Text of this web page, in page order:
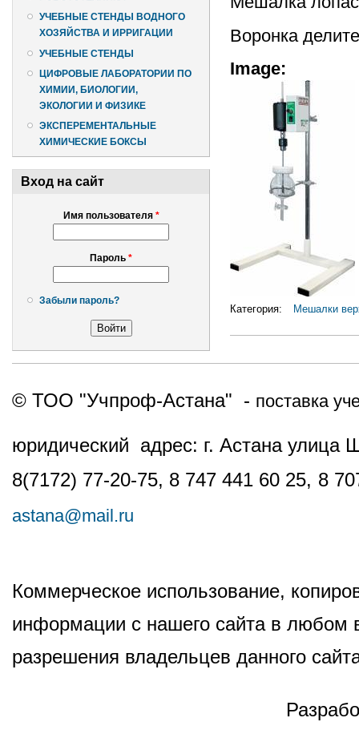
УЧЕБНЫЕ СТЕНДЫ ВОДНОГО
ХОЗЯЙСТВА И ИРРИГАЦИИ
УЧЕБНЫЕ СТЕНДЫ
ЦИФРОВЫЕ ЛАБОРАТОРИИ ПО
ХИМИИ, БИОЛОГИИ,
ЭКОЛОГИИ И ФИЗИКЕ
ЭКСПЕРЕМЕНТАЛЬНЫЕ
ХИМИЧЕСКИЕ БОКСЫ
Вход на сайт
Имя пользователя *
Пароль *
Забыли пароль?
Воронка
Image:
Категория: Мешалки
© ТОО "Учпроф-Астана" - поставка
юридический адрес: г. Астана
8(7172) 77-20-75, 8 747 441 60 25, 8
astana@mail.ru
Коммерческое использование,
информации с нашего сайта в любом
разрешения владельцев данного